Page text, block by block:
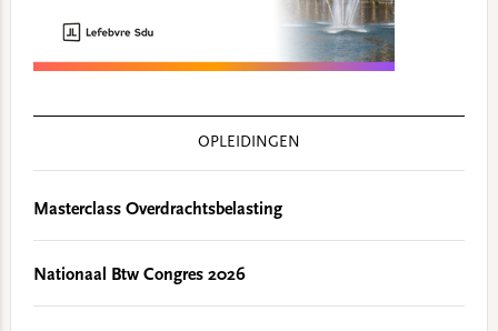
OPLEIDINGEN
Masterclass Overdrachtsbelasting
Nationaal Btw Congres 2026